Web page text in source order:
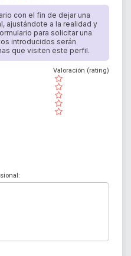
con el fin de dejar una
ajustándote a la realidad y
para solicitar una
introducidos serán
que visiten este perfil.
( )
( )
( )
( )
( )
Valoración (rating)